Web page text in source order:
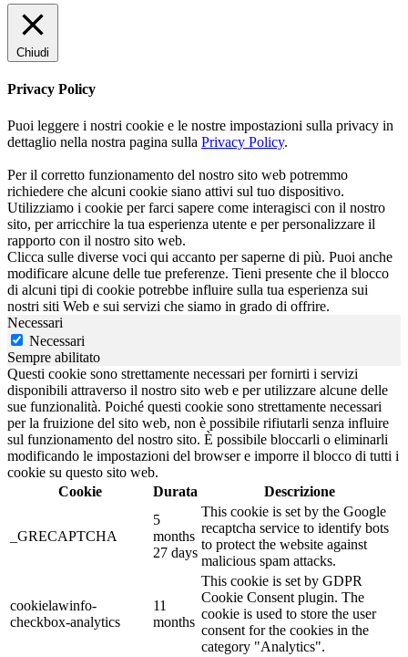
Chiudi
Privacy Policy
Puoi leggere i nostri cookie e le nostre impostazioni sulla privacy in
dettaglio nella nostra pagina sulla Privacy Policy.
Per il corretto funzionamento del nostro sito web potremmo
richiedere che alcuni cookie siano attivi sul tuo dispositivo.
Utilizziamo i cookie per farci sapere come interagisci con il nostro
sito, per arricchire la tua esperienza utente e per personalizzare il
rapporto con il nostro sito web.
Clicca sulle diverse voci qui accanto per saperne di più. Puoi anche
modificare alcune delle tue preferenze. Tieni presente che il blocco
di alcuni tipi di cookie potrebbe influire sulla tua esperienza sui
nostri siti Web e sui servizi che siamo in grado di offrire.
Necessari
Necessari
Sempre abilitato
Questi cookie sono strettamente necessari per fornirti i servizi
disponibili attraverso il nostro sito web e per utilizzare alcune delle
sue funzionalità. Poiché questi cookie sono strettamente necessari
per la fruizione del sito web, non è possibile rifiutarli senza influire
sul funzionamento del nostro sito. È possibile bloccarli o eliminarli
modificando le impostazioni del browser e imporre il blocco di tutti i
cookie su questo sito web.
Cookie
Durata Descrizione
_GRECAPTCHA
5
months
27 days
This cookie is set by the Google
recaptcha service to identify bots
to protect the website against
malicious spam attacks.
cookielawinfo-
checkbox-analytics
11
months
This cookie is set by GDPR
Cookie Consent plugin. The
cookie is used to store the user
consent for the cookies in the
category "Analytics".